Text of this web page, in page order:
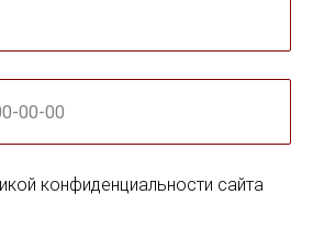
конфиденциальности сайта